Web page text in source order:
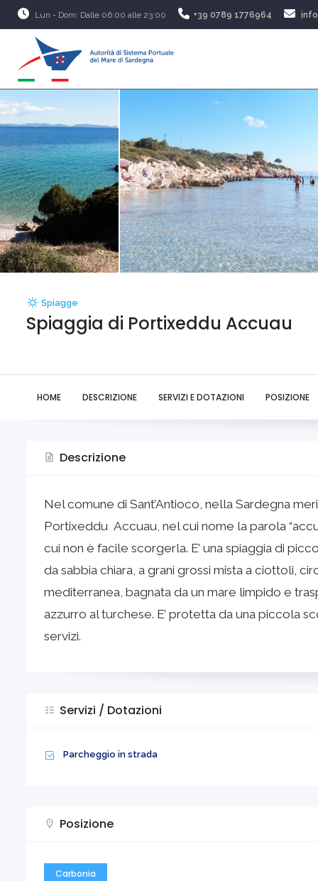
Lun - Dom: Dalle 06:00 alle 23:00 +39 0789 1776964
Spiagge
Spiaggia di Portixeddu Accuau
HOME DESCRIZIONE SERVIZI E DOTAZIONI POSIZIONE
Descrizione
Nel comune di Sant’Antioco, nella Sardegna
Portixeddu Accuau, nel cui nome la parola
cui non è facile scorgerla. E’ una spiaggia di
da sabbia chiara, a grani grossi mista a ciottoli,
mediterranea, bagnata da un mare limpido e
azzurro al turchese. E’ protetta da una piccola
servizi.
Servizi / Dotazioni
Parcheggio in strada
Posizione
Carbonia